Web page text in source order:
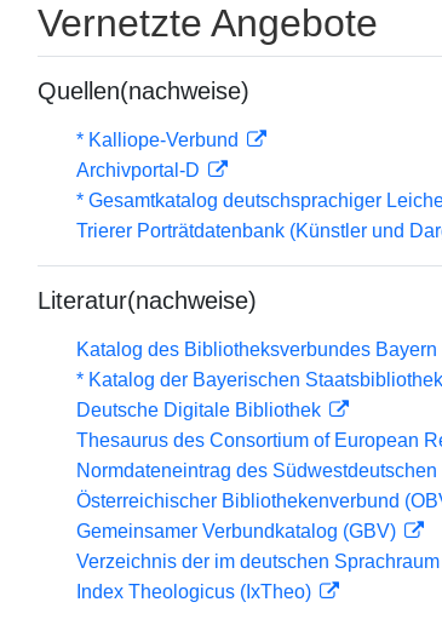
Vernetzte Angebote
Quellen(nachweise)
* Kalliope-Verbund
Archivportal-D
* Gesamtkatalog deutschsprachiger
Trierer Porträtdatenbank (Künstler und
Literatur(nachweise)
Katalog des Bibliotheksverbundes Bayern
* Katalog der Bayerischen
Deutsche Digitale Bibliothek
Thesaurus des Consortium of European
Normdateneintrag des
Österreichischer Bibliothekenverbund
Gemeinsamer Verbundkatalog (GBV)
Verzeichnis der im deutschen
Index Theologicus (IxTheo)